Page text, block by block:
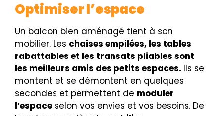
Optimiser l’espace
Un balcon bien aménagé tient à son
mobilier. Les chaises empilées, les tables
rabattables et les transats pliables sont
les meilleurs amis des petits espaces. Ils se
montent et se démontent en quelques
secondes et permettent de moduler
l’espace selon vos envies et vos besoins. De